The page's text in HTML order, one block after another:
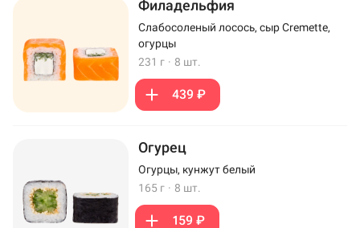
Филадельфия
Слабосоленый лосось, сыр Cremette,
огурцы
231 г · 8 шт.
439 ₽
Огурец
Огурцы, кунжут белый
165 г · 8 шт.
159 ₽